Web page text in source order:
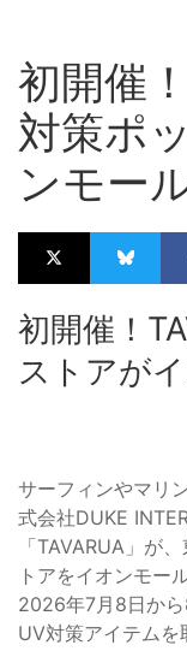
初開催
対策ポ
ンモー
初開催！
ストアが
サーフィンやマリ
式会社DUKE
「TAVARUA」が
トアをイオンモー
2026年7月8日か
UV対策アイテムを